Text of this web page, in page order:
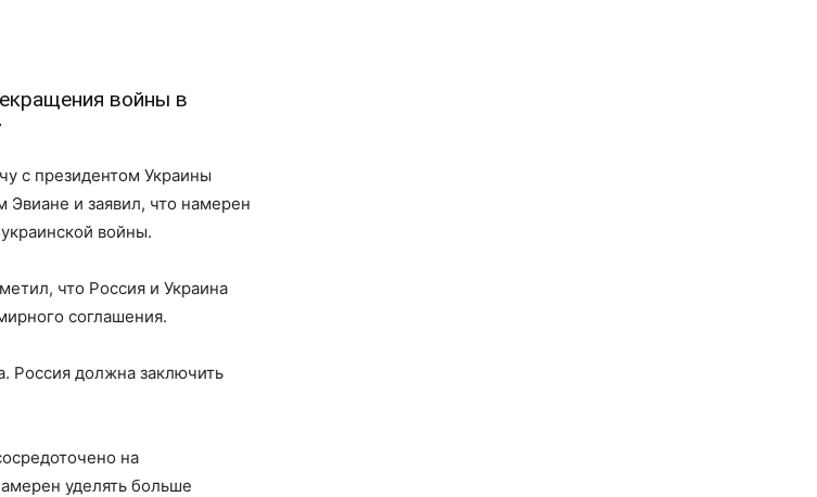
войны в
с президентом Украины
и заявил, что намерен
войны.
что Россия и Украина
соглашения.
Россия должна заключить
на
уделять больше